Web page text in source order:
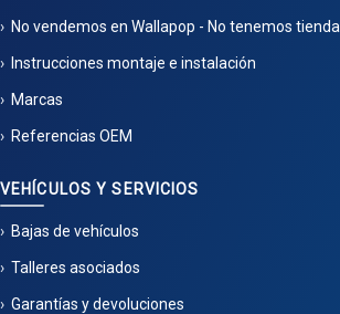
No vendemos en Wallapop - No tenemos tienda
Instrucciones montaje e instalación
Marcas
Referencias OEM
VEHÍCULOS Y SERVICIOS
Bajas de vehículos
Talleres asociados
Garantías y devoluciones